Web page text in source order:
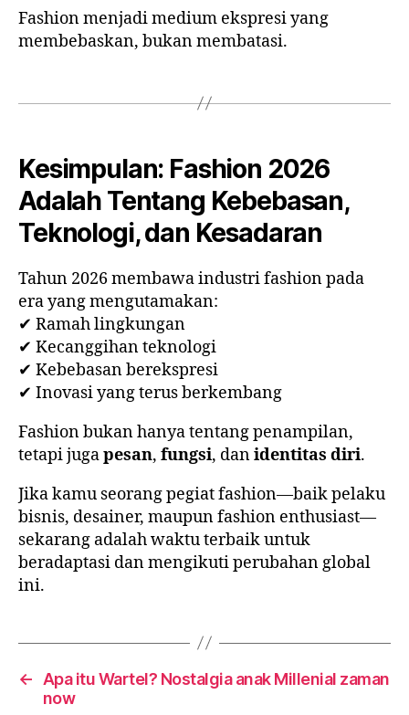
Fashion menjadi medium ekspresi yang
membebaskan, bukan membatasi.
Kesimpulan: Fashion 2026
Adalah Tentang Kebebasan,
Teknologi, dan Kesadaran
Tahun 2026 membawa industri fashion pada
era yang mengutamakan:
✔ Ramah lingkungan
✔ Kecanggihan teknologi
✔ Kebebasan berekspresi
✔ Inovasi yang terus berkembang
Fashion bukan hanya tentang penampilan,
tetapi jugapesan, fungsi, danidentitas diri.
Jika kamu seorang pegiat fashion—baik pelaku
bisnis, desainer, maupun fashion enthusiast—
sekarang adalah waktu terbaik untuk
beradaptasi dan mengikuti perubahan global
ini.
←
Apa itu Wartel? Nostalgia anak Millenial zaman
now